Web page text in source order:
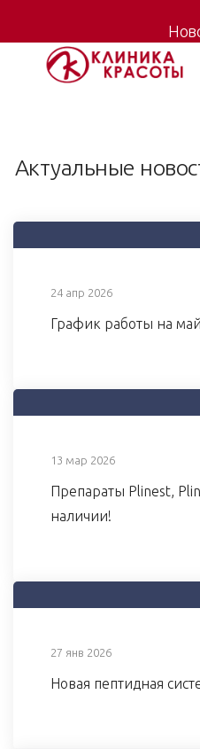
Главная
Актуальные
24 апр 2026
График работы на
13 мар 2026
Препараты Plinest,
наличии!
27 янв 2026
Новая пептидная